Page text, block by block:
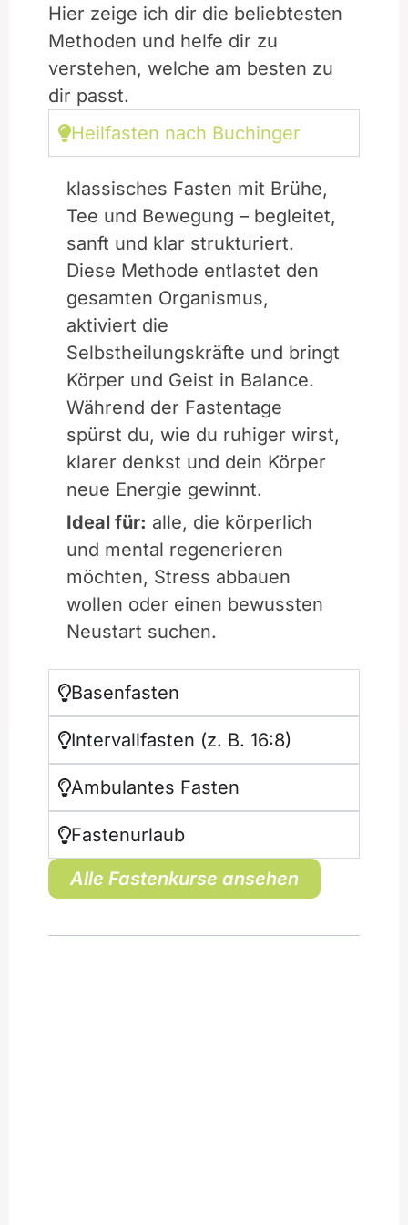
Hier zeige ich dir die beliebtesten
Methoden und helfe dir zu
verstehen, welche am besten zu
dir passt.
Heilfasten nach Buchinger
klassisches Fasten mit Brühe,
Tee und Bewegung – begleitet,
sanft und klar strukturiert.
Diese Methode entlastet den
gesamten Organismus,
aktiviert die
Selbstheilungskräfte und bringt
Körper und Geist in Balance.
Während der Fastentage
spürst du, wie du ruhiger wirst,
klarer denkst und dein Körper
neue Energie gewinnt.
Ideal für: alle, die körperlich
und mental regenerieren
möchten, Stress abbauen
wollen oder einen bewussten
Neustart suchen.
Basenfasten
Intervallfasten (z. B. 16:8)
Ambulantes Fasten
Fastenurlaub
Alle Fastenkurse ansehen